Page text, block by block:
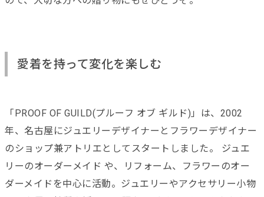
愛着を持って変化を楽しむ
「PROOF OF GUILD(プルーフ オブ ギルド)」は、2002
年、名古屋にジュエリーデザイナーとフラワーデザイナー
のショップ兼アトリエとしてスタートしました。 ジュエ
リーのオーダーメイド や、リフォーム、フラワーのオー
ダーメイドを中心に活動。ジュエリーやアクセサリー小物